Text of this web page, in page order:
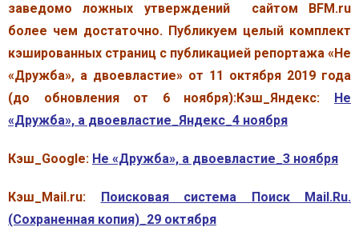
заведомо ложных утверждений сайтом BFM.ru
более чем достаточно. Публикуем целый комплект
кэшированных страниц с публикацией репортажа «Не
«Дружба», а двоевластие» от 11 октября 2019 года
(до обновления от 6 ноября):Кэш_Яндекс: Не
«Дружба», а двоевластие_Яндекс_4 ноября
Кэш_Google: Не «Дружба», а двоевластие_3 ноября
Кэш_Mail.ru: Поисковая система Поиск Mail.Ru.
(Сохраненная копия)_29 октября